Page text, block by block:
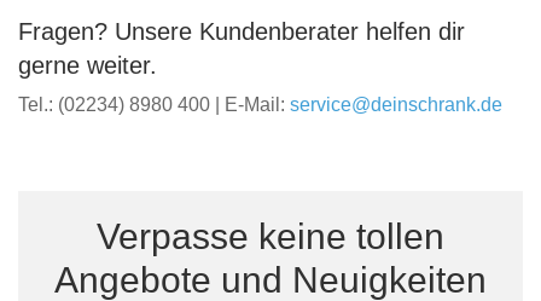
Fragen? Unsere Kundenberater helfen dir
gerne weiter.
Tel.: (02234) 8980 400 | E-Mail: service@deinschrank.de
Verpasse keine tollen
Angebote und Neuigkeiten